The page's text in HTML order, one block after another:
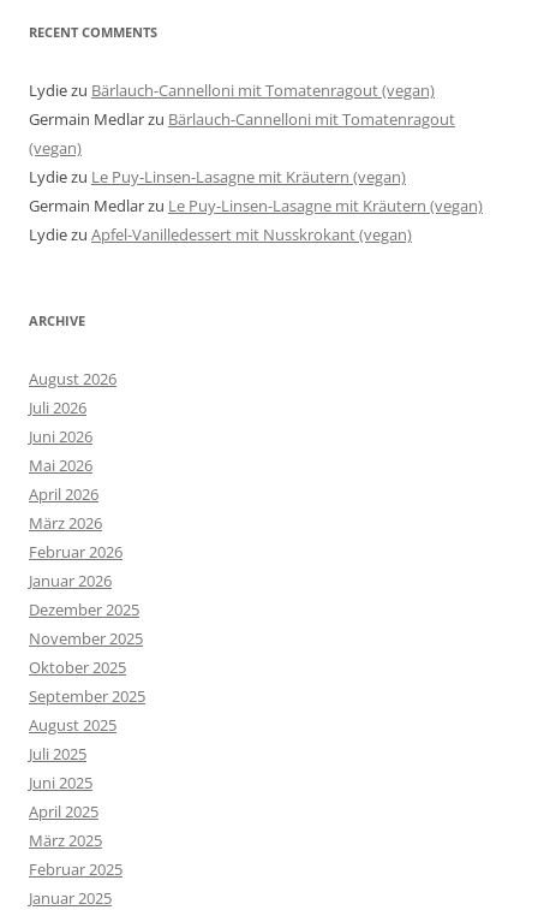
RECENT COMMENTS
Lydiezu Bärlauch-Cannelloni mit Tomatenragout (vegan)
Germain Medlarzu Bärlauch-Cannelloni mit Tomatenragout
(vegan)
Lydiezu Le Puy-Linsen-Lasagne mit Kräutern (vegan)
Germain Medlarzu Le Puy-Linsen-Lasagne mit Kräutern (vegan)
Lydiezu Apfel-Vanilledessert mit Nusskrokant (vegan)
ARCHIVE
August 2026
Juli 2026
Juni 2026
Mai 2026
April 2026
März 2026
Februar 2026
Januar 2026
Dezember 2025
November 2025
Oktober 2025
September 2025
August 2025
Juli 2025
Juni 2025
April 2025
März 2025
Februar 2025
Januar 2025